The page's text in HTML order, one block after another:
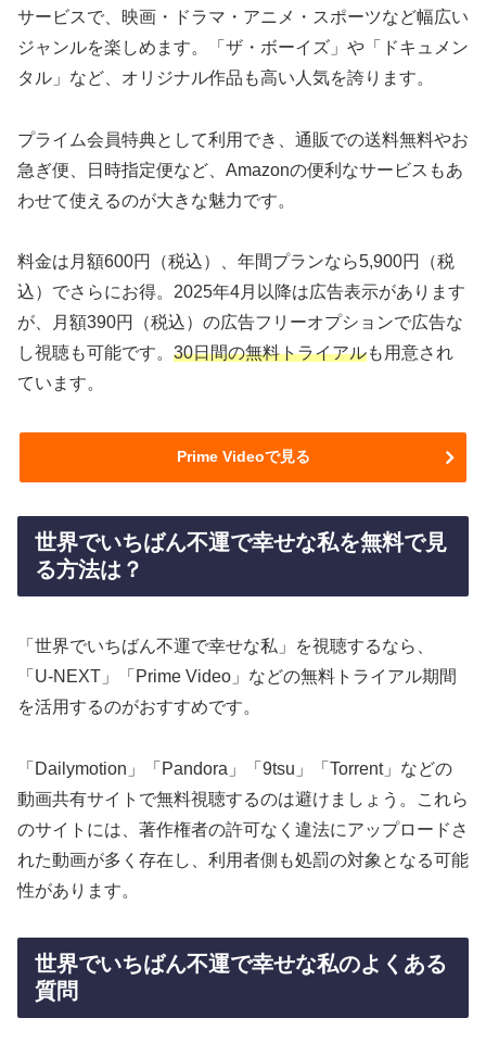
サービスで、映画・ドラマ・アニメ・スポーツなど幅広い
ジャンルを楽しめます。「ザ・ボーイズ」や「ドキュメン
タル」など、オリジナル作品も高い人気を誇ります。
プライム会員特典として利用でき、通販での送料無料やお
急ぎ便、日時指定便など、Amazonの便利なサービスもあ
わせて使えるのが大きな魅力です。
料金は月額600円（税込）、年間プランなら5,900円（税
込）でさらにお得。2025年4月以降は広告表示があります
が、月額390円（税込）の広告フリーオプションで広告な
し視聴も可能です。 30日間の無料トライアルも用意され
ています。
Prime Videoで見る
世界でいちばん不運で幸せな私を無料で見
る方法は？
「世界でいちばん不運で幸せな私」を視聴するなら、
「U-NEXT」「Prime Video」などの無料トライアル期間
を活用するのがおすすめです。
「Dailymotion」「Pandora」「9tsu」「Torrent」などの
動画共有サイトで無料視聴するのは避けましょう。これら
のサイトには、著作権者の許可なく違法にアップロードさ
れた動画が多く存在し、利用者側も処罰の対象となる可能
性があります。
世界でいちばん不運で幸せな私のよくある
質問